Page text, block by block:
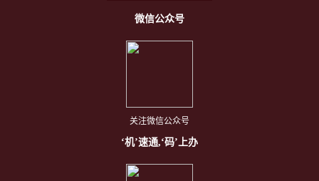
微信公众号
关注微信公众号
‘机’速通,‘码’上办